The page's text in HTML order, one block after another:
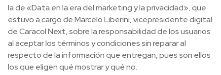
la de «Data en la era del marketing y la privacidad», que
estuvo a cargo de Marcelo Liberini, vicepresidente digital
de Caracol Next, sobre la responsabilidad de los usuarios
al aceptar los términos y condiciones sin reparar al
respecto de la información que entregan, pues son ellos
los que eligen qué mostrar y qué no.